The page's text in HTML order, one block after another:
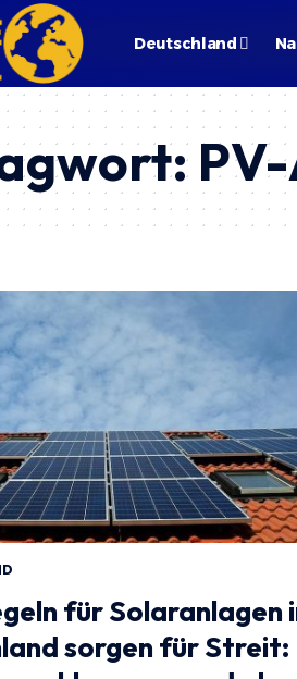
Deutschland
für Solaranlagen
sorgen für Streit: